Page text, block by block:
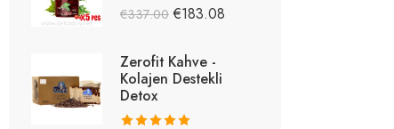
5 üzerinden
€337.00 €183.08
Zerofit Kahve -
Kolajen Destekli
Detox